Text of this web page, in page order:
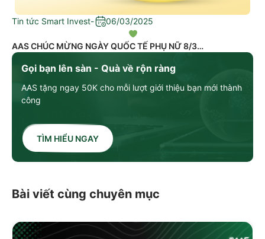
Gọi bạn lên sàn - Quà về rộn ràng
AAS tặng ngay 50K cho mỗi lượt giới thiệu bạn mới thành
công
TÌM HIỂU NGAY
Tin tức Smart Invest- 06/03/2025
AAS CHÚC MỪNG NGÀY QUỐC TẾ PHỤ NỮ 8/3
Bài viết cùng chuyên mục